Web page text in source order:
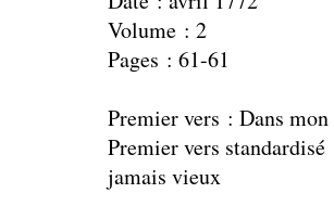
Volume : 2
Pages : 61-61
Premier vers : Dans
Premier vers
jamais vieux